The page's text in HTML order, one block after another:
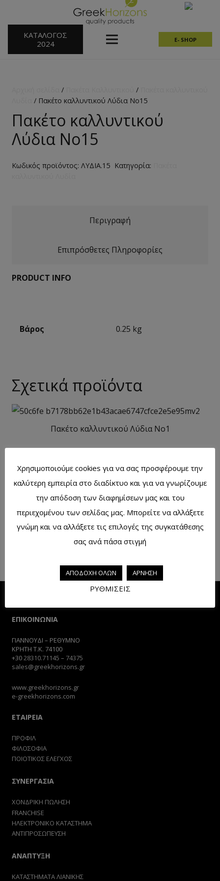
ΚΑΤΑΛΟΓΟΣ
2024
E- SHOP
/ /
/ Πακέτο καλλυντικού Λύδια No15
Πακέτο καλλυντικού
Λύδια No15
Κωδικός προϊόντος: ΛΥΔΙΑ.15 Κατηγορία:
Περιγραφή
Επιπρόσθετες Πληροφορίες
PRODUCT INFO
Βάρος 0.25 kg
Σχετικά προϊόντα
Πακέτο καλλυντικού Λύδια No1
Πακέτο καλλυντικού Λύδια No5
Πακέτο καλλυντικού Λύδια No2
ΕΠΙΚΟΙΝΩΝΙΑ
ΓΙΑΝΝΟΥΔΙ – ΡΕΘΥΜΝΟ
ΚΡΗΤΗ Τ.Κ. 74100
+3028310.71145 – 74375
sales@greekhorizons.gr
www.greekhorizons.gr
e-greekhorizons.com
ΕΤΑΙΡΕΙΑ
ΠΡΟΦΙΛ
ΦΙΛΟΣΟΦΙΑ
ΠΟΙΟΤΙΚΟΣ ΕΛΕΓΧΟΣ
ΣΥΝΕΡΓΑΣΙΑ
ΧΟΝΔΡΙΚΗ ΠΩΛΗΣΗ
FRANCHISE
ΗΛΕΚΤΡΟΝΙΚΟ ΚΑΤΑΣΤΗΜΑ
ΑΝΤΙΠΡΟΣΩΠΕΥΣΗ
ΑΝΑΠΤΥΞΗ
ΚΑΤΑΣΤΗΜΑΤΑ ΛΙΑΝΙΚΗΣ
Χρησιμοποιούμε cookies για να σας προσφέρουμε την
καλύτερη εμπειρία στο διαδίκτυο και για να γνωρίζουμε
την απόδοση των διαφημίσεων μας και του
περιεχομένου των σελίδας μας. Μπορείτε να αλλάξετε
γνώμη και να αλλάξετε τις επιλογές της συγκατάθεσης
σας ανά πάσα στιγμή
ΑΠΟΔΟΧΗ ΟΛΩΝ ΑΡΝΗΣΗ
ΡΥΘΜΙΣΕΙΣ